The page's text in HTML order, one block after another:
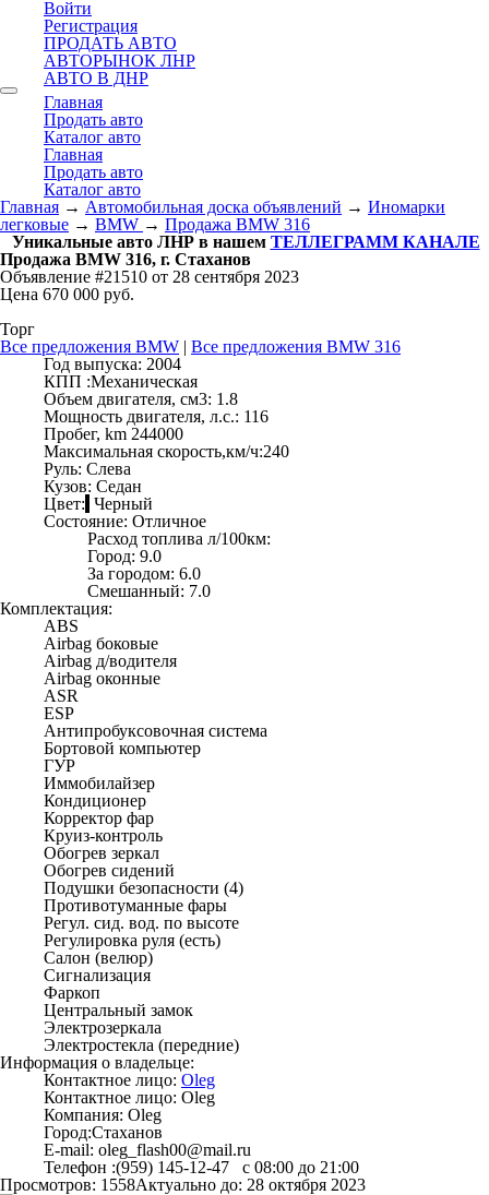
Войти
Регистрация
ПРОДАТЬ АВТО
АВТОРЫНОК ЛНР
АВТО В ДНР
Главная
Продать авто
Каталог авто
Главная
Продать авто
Каталог авто
Главная → Автомобильная доска объявлений → Иномарки
легковые → BMW → Продажа BMW 316
Уникальные авто ЛНР в нашем ТЕЛЛЕГРАММ КАНАЛЕ
Продажа BMW 316, г. Стаханов
Объявление #21510 от 28 сентября 2023
Цена 670 000 руб.
Торг
Все предложения BMW | Все предложения BMW 316
Год выпуска: 2004
КПП :Механическая
Объем двигателя, см3: 1.8
Мощность двигателя, л.с.: 116
Пробег, km 244000
Максимальная скорость,км/ч:240
Руль: Слева
Кузов: Седан
Цвет: Черный
Состояние: Отличное
Расход топлива л/100км:
Город: 9.0
За городом: 6.0
Смешанный: 7.0
Комплектация:
ABS
Airbag боковые
Airbag д/водителя
Airbag оконные
ASR
ESP
Антипробуксовочная система
Бортовой компьютер
ГУР
Иммобилайзер
Кондиционер
Корректор фар
Круиз-контроль
Обогрев зеркал
Обогрев сидений
Подушки безопасности (4)
Противотуманные фары
Регул. сид. вод. по высоте
Регулировка руля (есть)
Салон (велюр)
Сигнализация
Фаркоп
Центральный замок
Электрозеркала
Электростекла (передние)
Информация о владельце:
Контактное лицо: Oleg
Контактное лицо: Oleg
Компания: Oleg
Город:Стаханов
E-mail: oleg_flash00@mail.ru
Телефон :(959) 145-12-47 с 08:00 до 21:00
Просмотров: 1558Актуально до: 28 октября 2023